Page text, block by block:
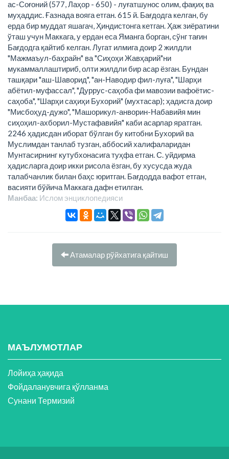
ас-Соғоний (577, Лаҳор - 650) - луғатшунос олим, фақиҳ ва
муҳаддис. Ғазнада вояга етган. 615 й. Бағдодга келган, бу
ерда бир муддат яшагач, Ҳиндистонга кетган. Ҳаж зиёратини
ўташ учун Маккага, у ердан еса Яманга борган, сўнг тағин
Бағдодга қайтиб келган. Лугат илмига доир 2 жилдли
"Мажмаъул-баҳрайн" ва "Сиҳоҳи Жавҳарий"ни
мукаммаллаштириб, олти жилдли бир асар ёзган. Бундан
ташқари "аш-Шаворид", "ан-Наводир фил-луға", "Шарҳи
абётил-муфассал", "Дуррус-саҳоба фи мавозии вафоётис-
саҳоба", "Шарҳи саҳиҳи Бухорий" (мухтасар); ҳадисга доир
"Мисбоҳуд-дужо", "Машорикул-анворин-Набавийя мин
сиҳоҳил-ахборил-Мустафавийя" каби асарлар яратган.
2246 ҳадисдан иборат бўлган бу китобни Бухорий ва
Муслимдан танлаб тузган, аббосий халифаларидан
Мунтасирнинг кутубхонасига туҳфа етган. С. уйдирма
ҳадисларга доир икки рисола ёзган, бу хусусда жуда
талабчанлик билан баҳс юритган. Бағдодда вафот етган,
васияти бўйича Маккага дафн етилган.
Манбаа: Ислом энциклопeдияси
Атамалар рўйхатига қайтиш
МАЪЛУМОТЛАР
Лойиҳа ҳақида
Фойдаланувчига қўлланма
Сунани Термизий